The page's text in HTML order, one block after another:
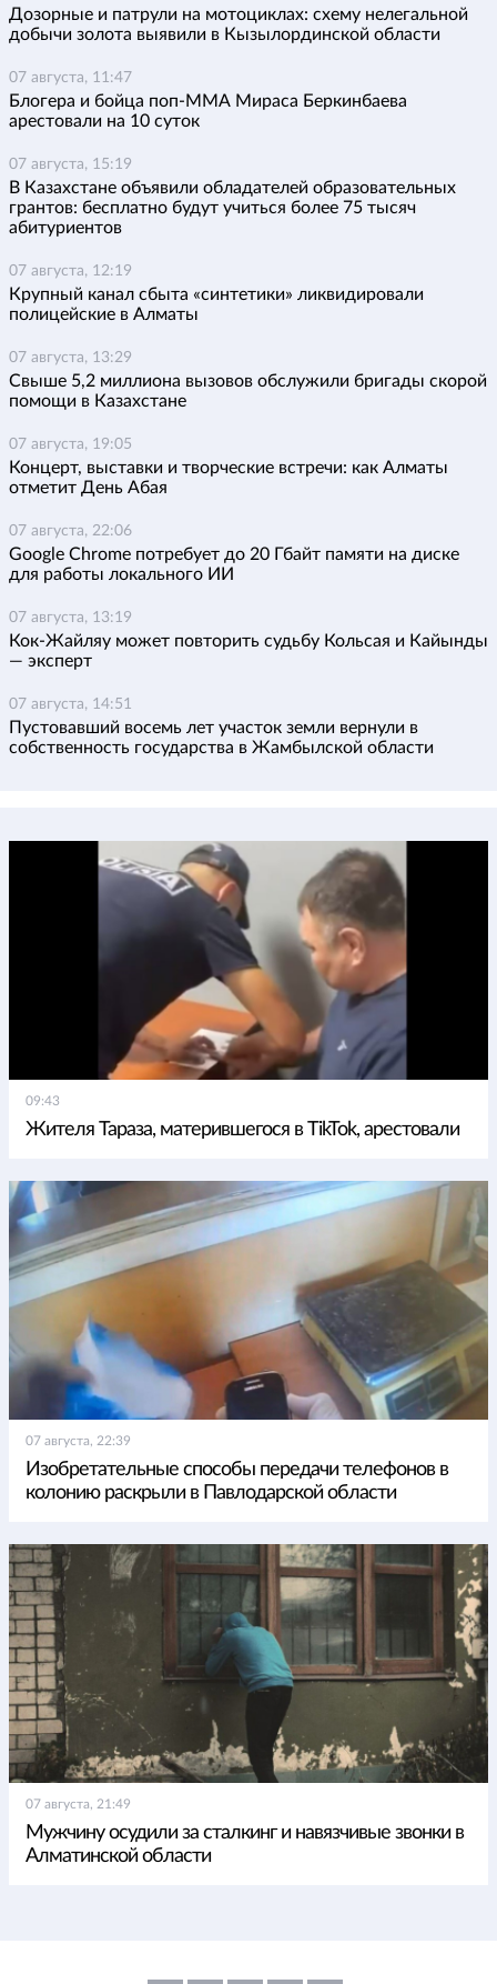
Дозорные и патрули на мотоциклах: схему нелегальной
добычи золота выявили в Кызылординской области
07 августа, 11:47
Блогера и бойца поп-ММА Мираса Беркинбаева
арестовали на 10 суток
07 августа, 15:19
В Казахстане объявили обладателей образовательных
грантов: бесплатно будут учиться более 75 тысяч
абитуриентов
07 августа, 12:19
Крупный канал сбыта «синтетики» ликвидировали
полицейские в Алматы
07 августа, 13:29
Свыше 5,2 миллиона вызовов обслужили бригады скорой
помощи в Казахстане
07 августа, 19:05
Концерт, выставки и творческие встречи: как Алматы
отметит День Абая
07 августа, 22:06
Google Chrome потребует до 20 Гбайт памяти на диске
для работы локального ИИ
07 августа, 13:19
Кок-Жайляу может повторить судьбу Кольсая и Кайынды
— эксперт
07 августа, 14:51
Пустовавший восемь лет участок земли вернули в
собственность государства в Жамбылской области
09:43
Жителя Тараза, матерившегося в TikTok, арестовали
07 августа, 22:39
Изобретательные способы передачи телефонов в
колонию раскрыли в Павлодарской области
07 августа, 21:49
Мужчину осудили за сталкинг и навязчивые звонки в
Алматинской области